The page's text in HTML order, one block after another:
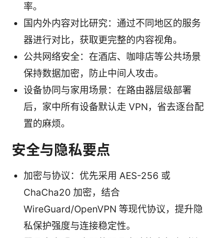
率。
国内外内容对比研究：通过不同地区的服务
器进行对比，获取更完整的内容视角。
公共网络安全：在酒店、咖啡店等公共场景
保持数据加密，防止中间人攻击。
设备协同与家用场景：在路由器层级部署
后，家中所有设备默认走 VPN，省去逐台配
置的麻烦。
安全与隐私要点
加密与协议：优先采用 AES-256 或
ChaCha20 加密，结合
WireGuard/OpenVPN 等现代协议，提升隐
私保护强度与连接稳定性。